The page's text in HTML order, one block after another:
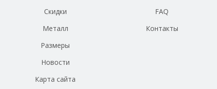
Скидки
Металл
Размеры
Новости
FAQ
Контакты
Карта сайта